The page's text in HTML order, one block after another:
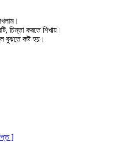
চিন্তা করতে শিখায়।
বুঝতে কষ্ট হয়।
]